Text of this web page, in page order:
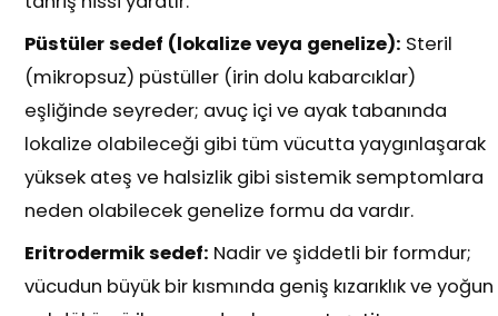
Püstüler sedef (lokalize veya genelize): Steril
(mikropsuz) püstüller (irin dolu kabarcıklar)
eşliğinde seyreder; avuç içi ve ayak tabanında
lokalize olabileceği gibi tüm vücutta yaygınlaşarak
yüksek ateş ve halsizlik gibi sistemik semptomlara
neden olabilecek genelize formu da vardır.
Eritrodermik sedef: Nadir ve şiddetli bir formdur;
vücudun büyük bir kısmında geniş kızarıklık ve yoğun